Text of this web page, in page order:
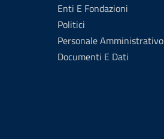
Enti E Fondazioni
Politici
Personale Amministrativo
Documenti E Dati